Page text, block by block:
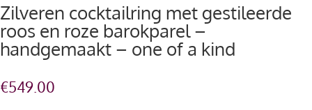
Zilveren cocktailring met gestileerde
roos en roze barokparel –
handgemaakt – one of a kind
€549.00